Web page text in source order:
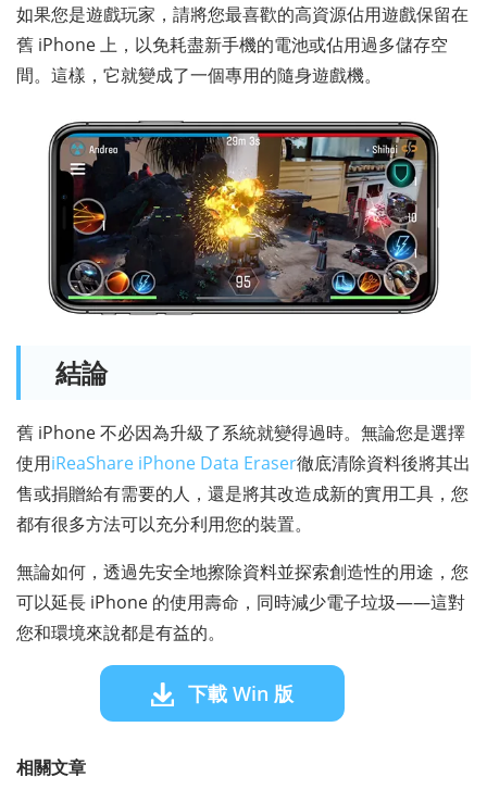
如果您是遊戲玩家，請將您最喜歡的高資源佔用遊戲保留在
舊 iPhone 上，以免耗盡新手機的電池或佔用過多儲存空
間。這樣，它就變成了一個專用的隨身遊戲機。
結論
舊 iPhone 不必因為升級了系統就變得過時。無論您是選擇
使用iReaShare iPhone Data Eraser徹底清除資料後將其出
售或捐贈給有需要的人，還是將其改造成新的實用工具，您
都有很多方法可以充分利用您的裝置。
無論如何，透過先安全地擦除資料並探索創造性的用途，您
可以延長 iPhone 的使用壽命，同時減少電子垃圾——這對
您和環境來說都是有益的。
下載 Win 版
相關文章